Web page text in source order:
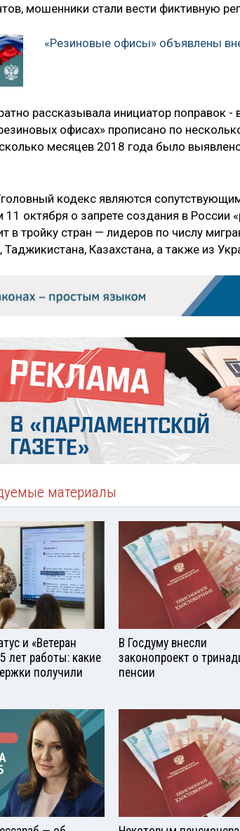
мошенники стали вести фиктивную
«Резиновые офисы» объявлены
рассказывала инициатор поправок
офисах» прописано по
месяцев 2018 года было
кодекс являются
11 октября о запрете создания в
в тройку стран — лидеров по числу
Таджикистана, Казахстана, а также из
материалы
и «Ветеран
лет работы: какие
получили
В Госдуму внесли
законопроект о
пенсии